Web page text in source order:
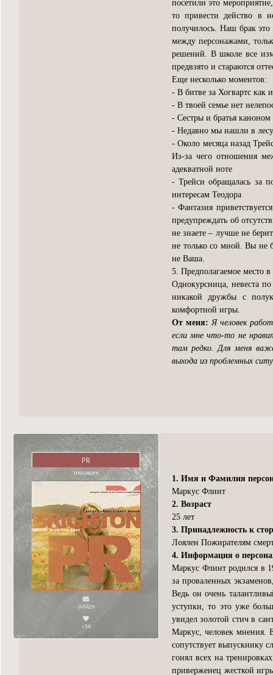
посетили это
то привести действо в
получилось. Наш брак
между персонажами,
решений. В школе все
предвзято и стараются
Еще несколько моментов:
- В битве за Хогвартс как
- В твоей семье нет
- Сестры и братья каноном
- Недавно мы нашли в
- Около месяца назад
Из-за чего отношения
адекватной ноте
- Трейси обращалась за
интересам Теодора
- Фантазия
предупреждать об
не знаете – лучше не
не только со мной. Вы не
не Ваша.
5. Предполагаемое место в
Однокурсница, невеста
никакой дружбы с
комфортной игры.
От меня: Я человек
если мне что-то не
там редко. Для меня
выхода из проблемных
PR
пиарщик
143429
+34
1. Имя и Фамилия
Маркус Флинт
2. Возраст
25 лет
3. Принадлежность к
Лоялен Пожирателям
4. Информация о
Маркус Флинт родился в
за проваленных
Ведь он очень
уступки, то это уже
увидел золотой стич в
Маркус, человек мнения.
сопутствует выпускнику
гонял всех на
приверженец жесткой